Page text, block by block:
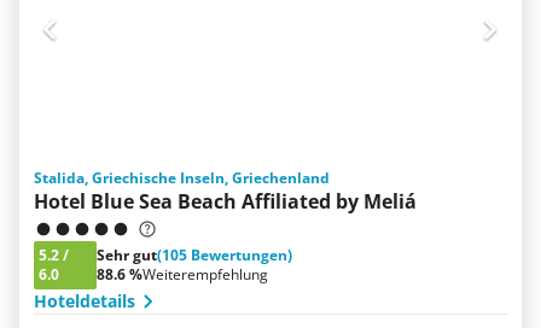
Stalida, Griechische Inseln, Griechenland
Hotel Blue Sea Beach Affiliated by Meliá
5.2/
6.0
Sehr gut(105 Bewertungen)
88.6 %Weiterempfehlung
Hoteldetails